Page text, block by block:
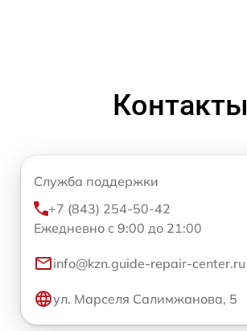
Контакты
Служба поддержки
+7 (843) 254-50-42
Ежедневно с 9:00 до 21:00
info@kzn.guide-repair-center.ru
ул. Марселя Салимжанова, 5